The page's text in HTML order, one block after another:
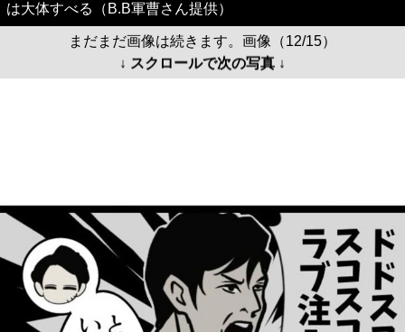
は大体すべる（B.B軍曹さん提供）
まだまだ画像は続きます。画像（12/15）
↓ スクロールで次の写真 ↓